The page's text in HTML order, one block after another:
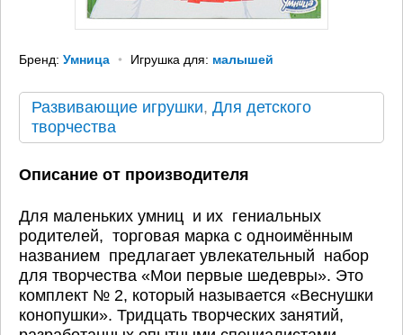
Бренд: Умница Игрушка для: малышей
Развивающие игрушки, Для детского
творчества
Описание от производителя
Для маленьких умниц и их гениальных
родителей, торговая марка с одноимённым
названием предлагает увлекательный набор
для творчества «Мои первые шедевры». Это
комплект № 2, который называется «Веснушки
конопушки». Тридцать творческих занятий,